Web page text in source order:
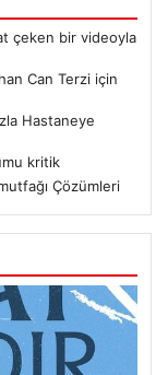
çeken bir videoyla
Can Terzi için
Hastaneye
kritik
Çözümleri